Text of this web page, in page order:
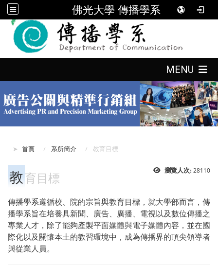
佛光大學 傳播學系
MENU
首頁 系所簡介 教育目標
瀏覽人次: 28110
教育目標
傳播學系遵循校、院的宗旨與教育目標，就大學部而言，傳
播學系旨在培養具新聞、廣告、廣播、電視以及數位傳播之
專業人才，除了能夠產製平面媒體與電子媒體內容，並在國
際化以及關懷本土的教習環境中，成為傳播界的頂尖領導者
與從業人員。